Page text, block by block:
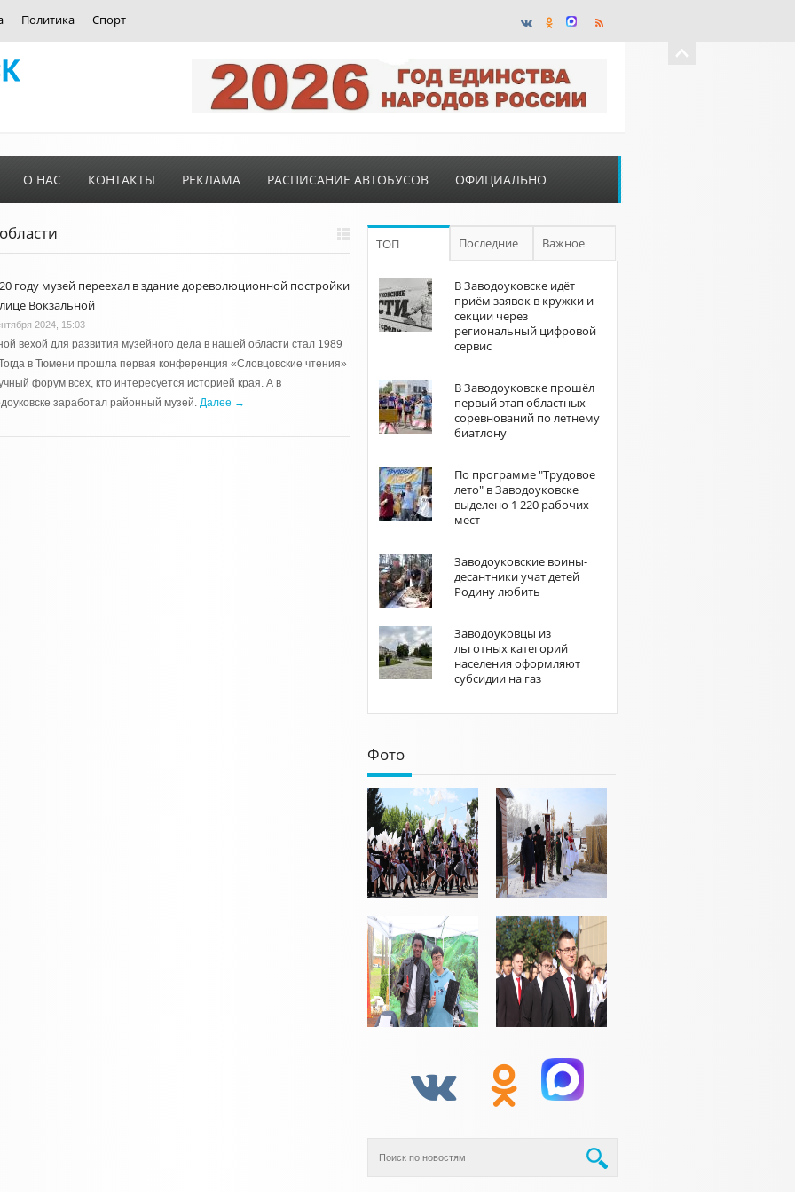
Политика Спорт
О НАС КОНТАКТЫ РЕКЛАМА РАСПИСАНИЕ АВТОБУСОВ ОФИЦИАЛЬНО
году музей переехал в здание дореволюционной постройки
Вокзальной
2024, 15:03
вехой для развития музейного дела в нашей области стал 1989
в Тюмени прошла первая конференция «Словцовские чтения»
форум всех, кто интересуется историей края. А в
заработал районный музей. Далее →
ТОП Последние Важное
В Заводоуковске идёт
приём заявок в кружки и
секции через
региональный цифровой
сервис
В Заводоуковске прошёл
первый этап областных
соревнований по летнему
биатлону
По программе "Трудовое
лето" в Заводоуковске
выделено 1 220 рабочих
мест
Заводоуковские воины-
десантники учат детей
Родину любить
Заводоуковцы из
льготных категорий
населения оформляют
субсидии на газ
Фото